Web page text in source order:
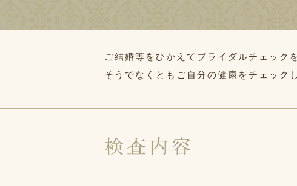
ご結婚等をひかえてブライダルチェック
そうでなくともご自分の健康をチェック
検査内容